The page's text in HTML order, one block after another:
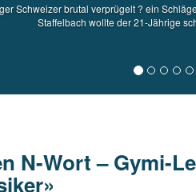
Schweizer brutal verprügelt ? ein
Staffelbach wollte der 21-Jährige
N-Wort – Gymi-